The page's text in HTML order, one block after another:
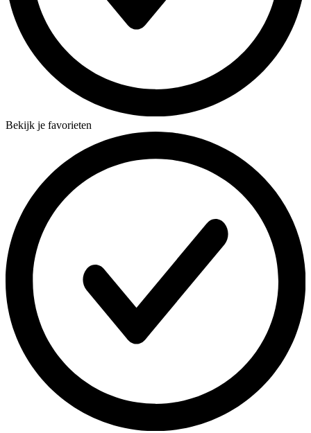
Bekijk je favorieten